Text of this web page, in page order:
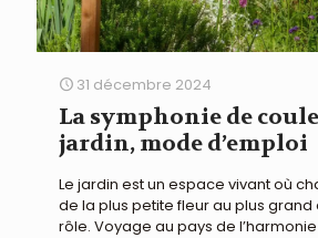
31 décembre 2024
La symphonie de
jardin, mode d’emploi
Le jardin est un espace vivant où
de la plus petite fleur au plus grand
rôle. Voyage au pays de